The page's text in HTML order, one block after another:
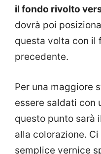
il fondo rivolto
dovrà poi
questa volta con il
precedente.
Per una maggiore
essere saldati con
questo punto sarà
alla colorazione.
semplice vernice